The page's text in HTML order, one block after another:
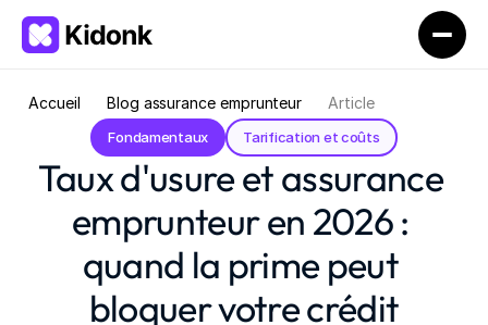
Accueil Blog assurance emprunteur Article
Fondamentaux Tarification et coûts
Taux d'usure et assurance
emprunteur en 2026 :
quand la prime peut
bloquer votre crédit